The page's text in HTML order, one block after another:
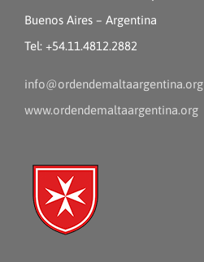
Buenos Aires – Argentina
Tel: +54.11.4812.2882
info@ordendemaltaargentina.org
www.ordendemaltaargentina.org